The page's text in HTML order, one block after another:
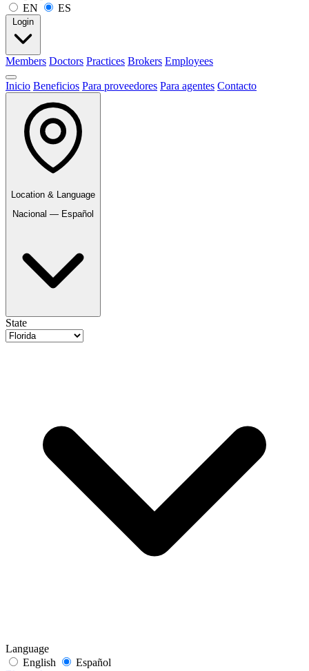
EN
ES
Login
Members Doctors Practices Brokers Employees
Inicio Beneficios Para proveedores Para agentes Contacto
Location & Language
Nacional — Español
State
Language
English
Español